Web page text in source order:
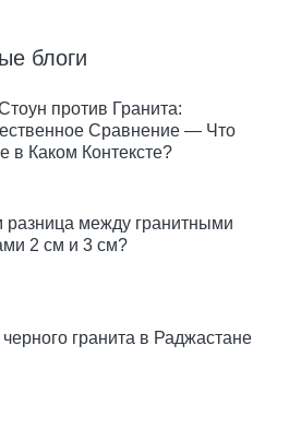
блоги
против Гранита:
Сравнение — Что
в Каком Контексте?
разница между гранитными
2 см и 3 см?
гранита в Раджастане